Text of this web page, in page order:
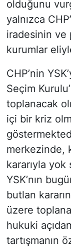
olduğunu
yalnızca
iradesinin ve
kurumlar
CHP’nin
Seçim
toplanacak
içi bir kriz
merkezinde,
kararıyla yok
YSK’nın
butlan
üzere
hukuki
tartışmanın